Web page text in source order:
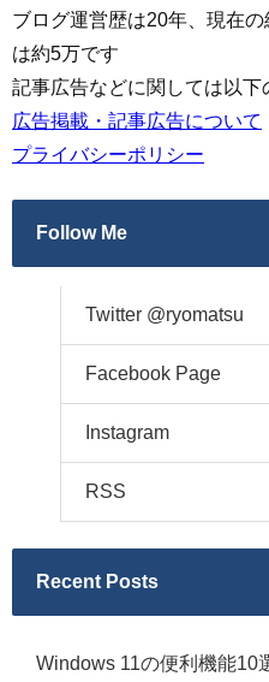
ブログ運営歴は20年、現在
は約5万です
記事広告などに関しては以下
広告掲載・記事広告について
プライバシーポリシー
Follow Me
Twitter @ryomatsu
Facebook Page
Instagram
RSS
Recent Posts
Windows 11の便利機能10